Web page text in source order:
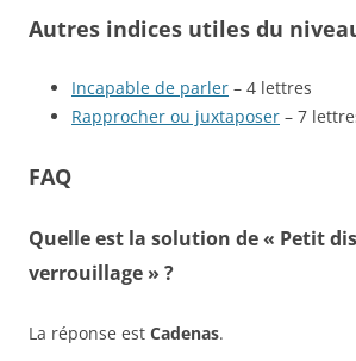
Autres indices utiles du
Incapable de parler – 4 lettres
Rapprocher ou juxtaposer – 7
FAQ
Quelle est la solution de « Petit
verrouillage » ?
La réponse est Cadenas.